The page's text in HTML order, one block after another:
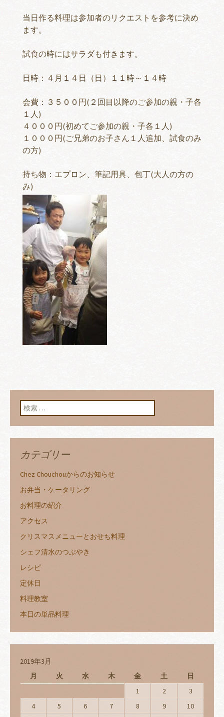
当日作る料理は参加者のリクエストを参考に決め
ます。
試食の時にはサラダも付きます。
日時：４月１４日（日）１１時～１４時
会費：３５００円(２回目以降のご参加の親・子各
１人)
４０００円(初めてご参加の親・子各１人)
１０００円(ご兄弟のお子さん１人追加、試食のみ
の方)
持ち物：エプロン、筆記用具、包丁(大人の方の
み)
検索:
カテゴリー
Chez Chouchouからのお知らせ
お弁当・ケータリング
お料理の紹介
アクセス
クリスマスメニューとおせち料理
シェフ清水のつぶやき
レシピ
定休日
料理教室
本日の単品料理
2019年3月
月
火 水 木 金 土 日
1 2
3
4
5 6 7 8 9
10